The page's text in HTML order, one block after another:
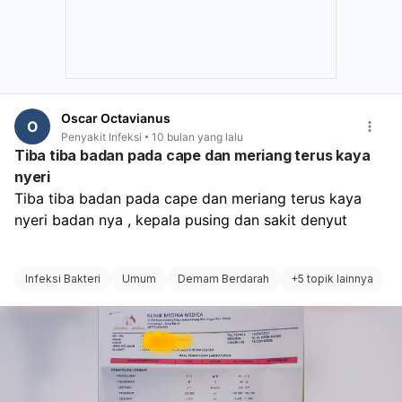
memburuk dengan cepat.
O Oscar Octavianus
Penyakit Infeksi 10 bulan yang lalu
Tiba tiba badan pada cape dan meriang terus kaya
nyeri
Tiba tiba badan pada cape dan meriang terus kaya
nyeri badan nya , kepala pusing dan sakit denyut
Infeksi Bakteri Umum Demam Berdarah +5 topik lainnya